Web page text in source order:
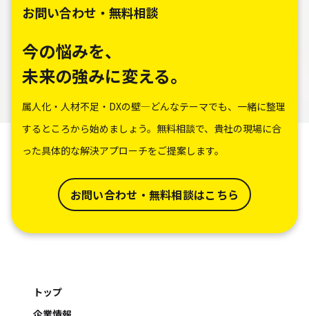
お問い合わせ・無料相談
今の悩みを、
未来の強みに変える。
属人化・人材不足・DXの壁―どんなテーマでも、一緒に整理
するところから始めましょう。無料相談で、貴社の現場に合
った具体的な解決アプローチをご提案します。
お問い合わせ・無料相談はこちら
トップ